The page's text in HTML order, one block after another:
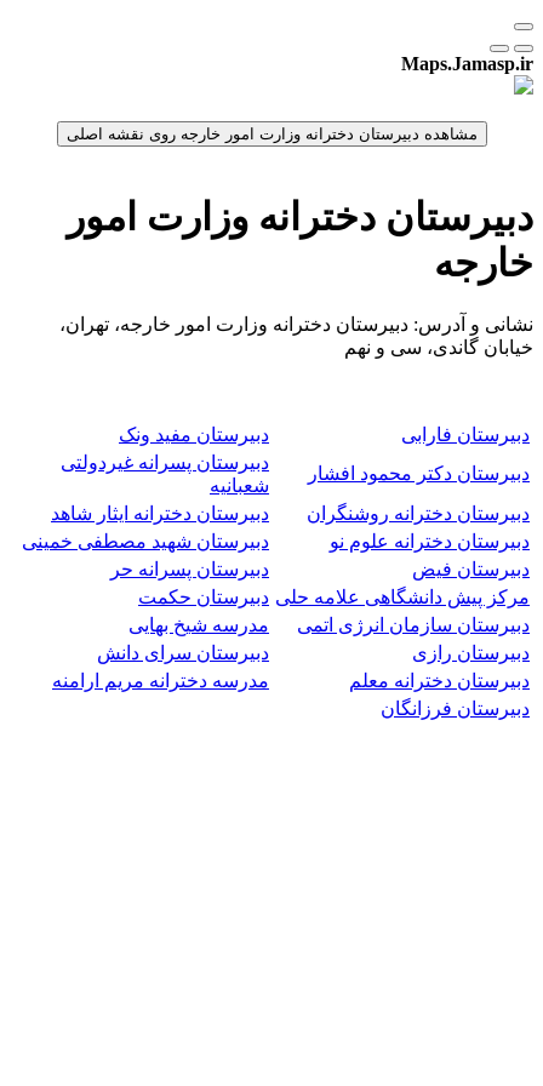
Maps.Jamasp.ir
دبیرستان دخترانه وزارت امور
خارجه
نشانی و آدرس: دبیرستان دخترانه وزارت امور خارجه، تهران،
خیابان گاندی، سی و نهم
دبیرستان فارابی
دبیرستان مفید ونک
دبیرستان دکتر محمود افشار
دبیرستان پسرانه غیردولتی
شعبانیه
دبیرستان دخترانه روشنگران
دبیرستان دخترانه ایثار شاهد
دبیرستان دخترانه علوم نو
دبیرستان شهید مصطفی خمینی
دبیرستان فیض
دبیرستان پسرانه حر
مرکز پیش دانشگاهی علامه حلی دبیرستان حکمت
دبیرستان سازمان انرژی اتمی
مدرسه شیخ بهایی
دبیرستان رازی
دبیرستان سرای دانش
دبیرستان دخترانه معلم
مدرسه دخترانه مریم ارامنه
دبیرستان فرزانگان